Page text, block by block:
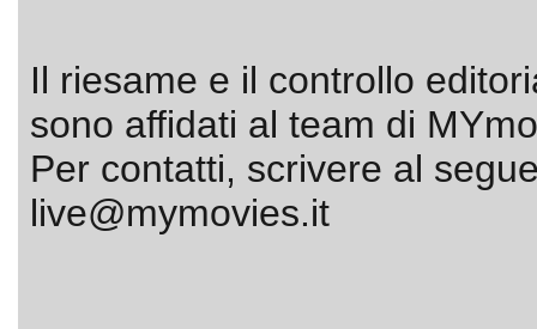
Il riesame e il controllo
sono affidati al team di
Per contatti, scrivere al
live@mymovies.it